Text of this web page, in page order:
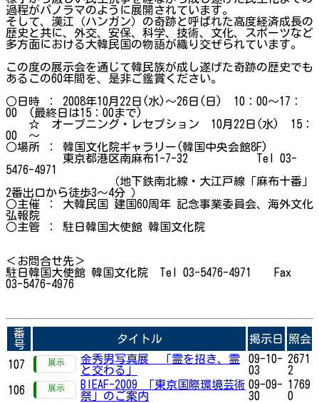
過程がパノラマのように展開されています。
そして、漢江（ハンガン）の奇跡と呼ばれた高度経済成長の
歴史と共に、外交、安保、科学、技術、文化、スポーツなど
多方面における大韓民国の物語が織り交ぜられています。
この度の展示会を通じて韓民族が成し遂げた奇跡の歴史でも
あるこの60年間を、是非ご鑑賞ください。
○日時 ： 2008年10月22日(水)～26日(日) 10：00～17：
00 (最終日は15：00まで)
☆ オープニング・レセプション 10月22日(水) 15：
00 ～
○場所 ： 韓国文化院ギャラリー(韓国中央会館8F)
東京都港区南麻布1-7-32 Tel 03-
5476-4971
（地下鉄南北線・大江戸線「麻布十番」
2番出口から徒歩3～4分 ）
○主催 ： 大韓民国 建国60周年 記念事業委員会、海外文化
弘報院
○主管 ： 駐日韓国大使館 韓国文化院
＜お問合せ先＞
駐日韓国大使館 韓国文化院 Tel 03-5476-4971 Fax
03-5476-4976
番
号
タイトル 掲示日 照会
107
金秀男写真展 「霊を招き、霊
と交わる」
09-10-
03
2671
2
106
BIEAF-2009 「東京国際環境芸術
祭」のご案内
09-09-
30
1769
0